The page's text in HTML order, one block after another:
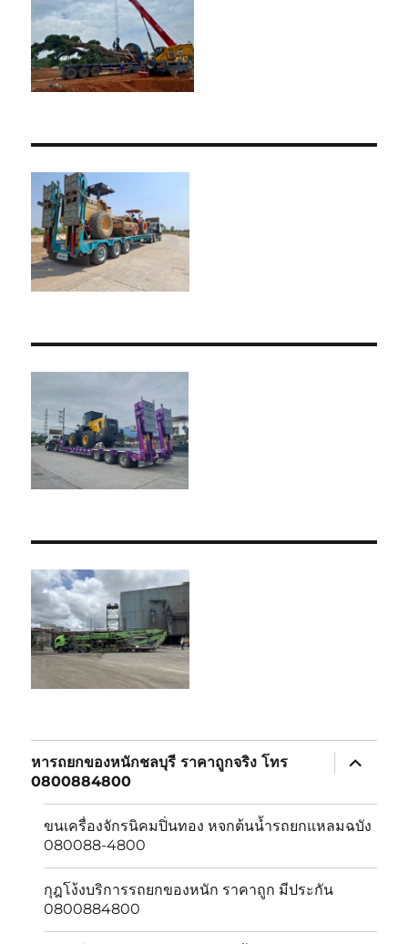
หารถยกของหนักชลบุรี ราคาถูกจริง โทร
0800884800
expand
child
ขนเครื่องจักรนิคมปิ่นทอง หจกต้นน้ำรถยกแหลมฉบัง
080088-4800
กุฎโง้งบริการรถยกของหนัก ราคาถูก มีประกัน
0800884800